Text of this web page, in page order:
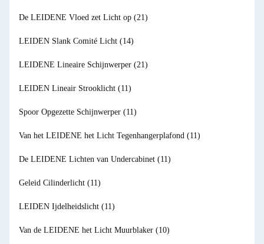
De LEIDENE Vloed zet Licht op (21)
LEIDEN Slank Comité Licht (14)
LEIDENE Lineaire Schijnwerper (21)
LEIDEN Lineair Strooklicht (11)
Spoor Opgezette Schijnwerper (11)
Van het LEIDENE het Licht Tegenhangerplafond (11)
De LEIDENE Lichten van Undercabinet (11)
Geleid Cilinderlicht (11)
LEIDEN Ijdelheidslicht (11)
Van de LEIDENE het Licht Muurblaker (10)